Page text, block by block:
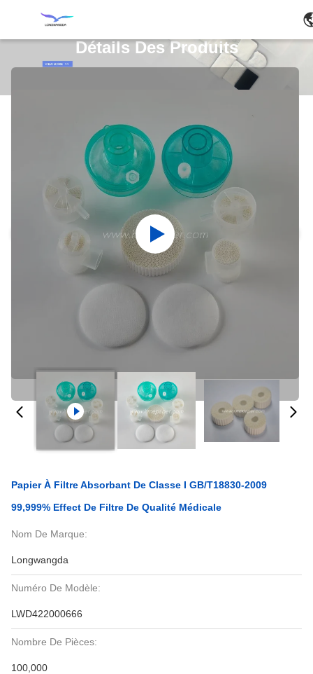
Détails Des Produits
Papier À Filtre Absorbant De Classe I GB/T18830-2009
99,999% Effect De Filtre De Qualité Médicale
Nom De Marque:
Longwangda
Numéro De Modèle:
LWD422000666
Nombre De Pièces:
100,000